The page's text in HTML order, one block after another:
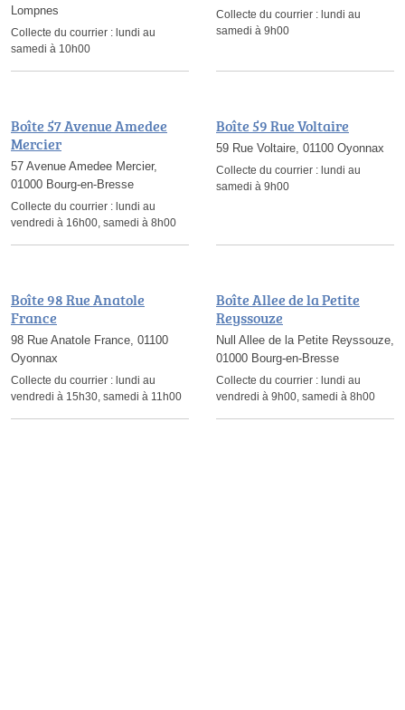
Lompnes
Collecte du courrier : lundi au
samedi à 10h00
Collecte du courrier : lundi au
samedi à 9h00
Boîte 57 Avenue Amedee
Mercier
57 Avenue Amedee Mercier,
01000 Bourg-en-Bresse
Collecte du courrier : lundi au
vendredi à 16h00, samedi à 8h00
Boîte 59 Rue Voltaire
59 Rue Voltaire, 01100 Oyonnax
Collecte du courrier : lundi au
samedi à 9h00
Boîte 98 Rue Anatole
France
98 Rue Anatole France, 01100
Oyonnax
Collecte du courrier : lundi au
vendredi à 15h30, samedi à 11h00
Boîte Allee de la Petite
Reyssouze
Null Allee de la Petite Reyssouze,
01000 Bourg-en-Bresse
Collecte du courrier : lundi au
vendredi à 9h00, samedi à 8h00